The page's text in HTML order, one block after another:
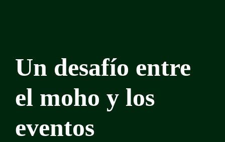
Un desafío entre
el moho y los
eventos